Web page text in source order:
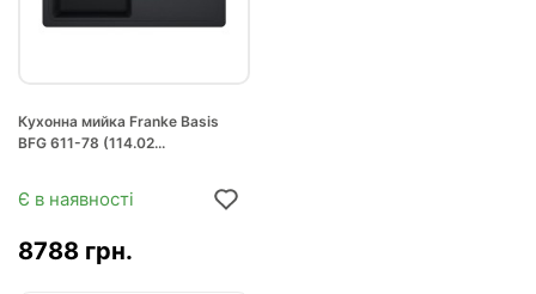
Кухонна мийка Franke Basis
BFG 611-78 (114.02...
Є в наявності
8788 грн.